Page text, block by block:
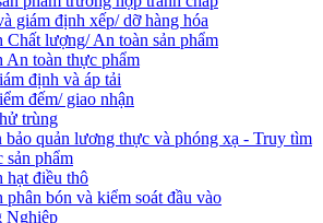
giám định xếp/ dỡ hàng hóa
Chất lượng/ An toàn sản phẩm
An toàn thực phẩm
định và áp tải
đếm/ giao nhận
trùng
bảo quản lương thực và phóng xạ - Truy tìm
sản phẩm
hạt điều thô
phân bón và kiểm soát đầu vào
Nghiệp